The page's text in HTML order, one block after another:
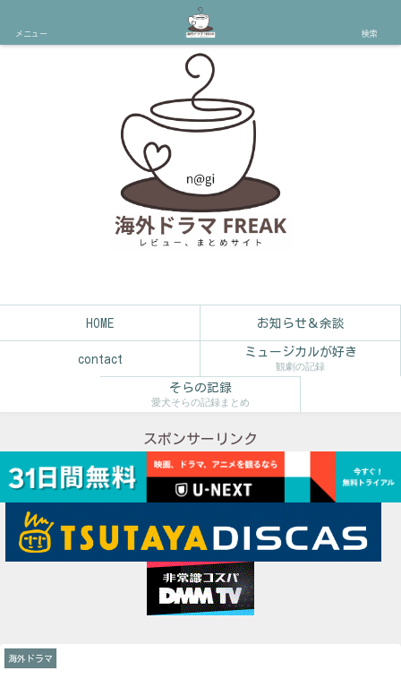
HOME お知らせ＆余談
contact
ミュージカルが好き
観劇の記録
そらの記録
愛犬そらの記録まとめ
スポンサーリンク
海外ドラマ
メニュー 検索